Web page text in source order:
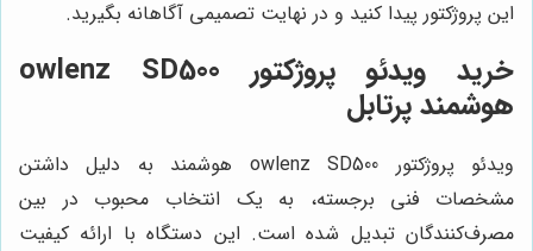
این پروژکتور پیدا کنید و در نهایت تصمیمی آگاهانه بگیرید.
خرید ویدئو پروژکتور owlenz SD500
هوشمند پرتابل
ویدئو پروژکتور owlenz SD500 هوشمند به دلیل داشتن
مشخصات فنی برجسته، به یک انتخاب محبوب در بین
مصرف‌کنندگان تبدیل شده است. این دستگاه با ارائه کیفیت